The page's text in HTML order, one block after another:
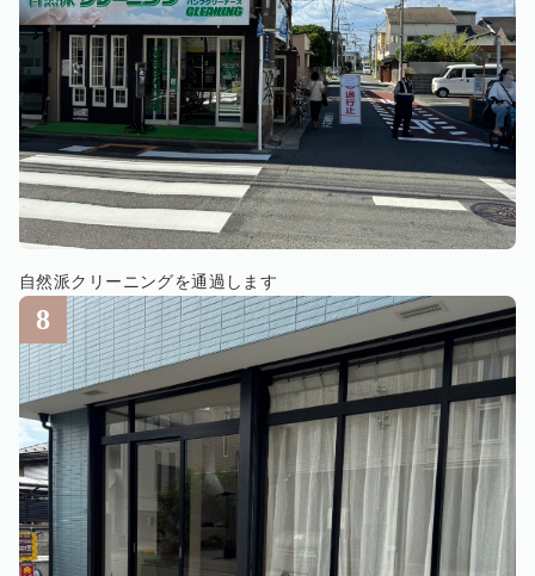
自然派クリーニングを通過します